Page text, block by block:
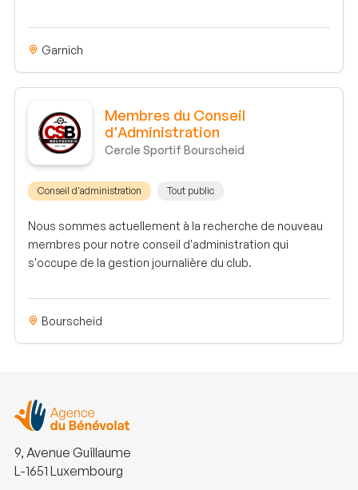
Garnich
Membres du Conseil
d'Administration
Cercle Sportif Bourscheid
Conseil d'administration Tout public
Nous sommes actuellement à la recherche de nouveau
membres pour notre conseil d'administration qui
s'occupe de la gestion journalière du club.
Bourscheid
9, Avenue Guillaume
L-1651 Luxembourg